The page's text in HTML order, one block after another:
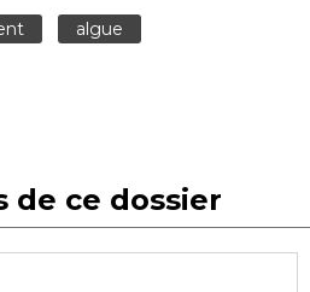
algue
de ce dossier